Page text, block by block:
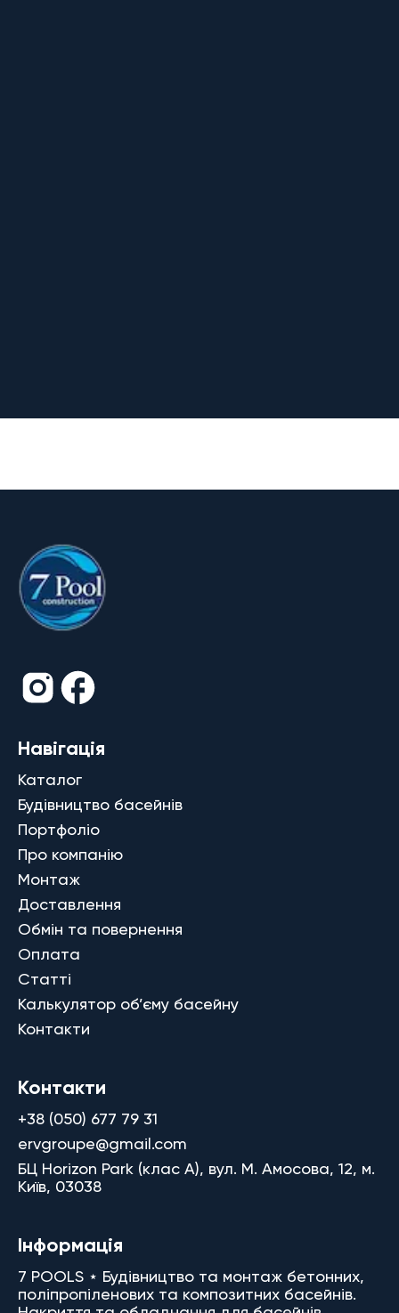
Навігація
Каталог
Будівництво басейнів
Портфоліо
Про компанію
Монтаж
Доставлення
Обмін та повернення
Оплата
Статті
Калькулятор об’єму басейну
Контакти
Контакти
+38 (050) 677 79 31
ervgroupe@gmail.com
БЦ Horizon Park (клас A), вул. М. Амосова, 12, м.
Київ, 03038
Інформація
7 POOLS ⋆ Будівництво та монтаж бетонних,
поліпропіленових та композитних басейнів.